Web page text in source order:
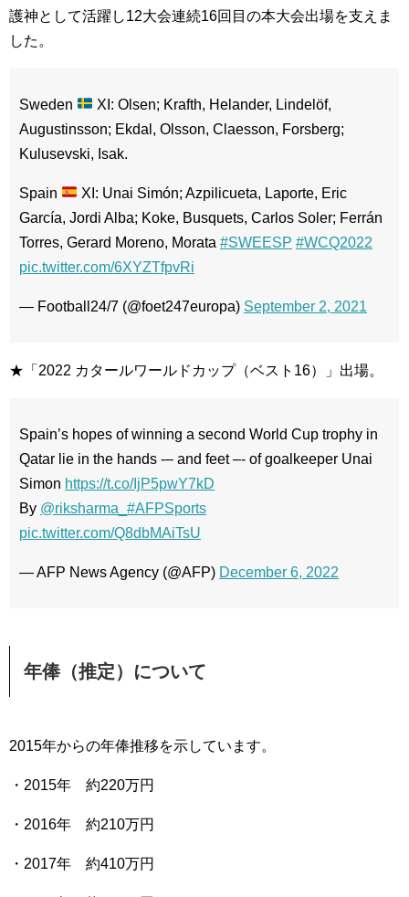
護神として活躍し12大会連続16回目の本大会出場を支えま
した。
Sweden
XI: Olsen; Krafth, Helander, Lindelöf,
Augustinsson; Ekdal, Olsson, Claesson, Forsberg;
Kulusevski, Isak.
Spain
XI: Unai Simón; Azpilicueta, Laporte, Eric
García, Jordi Alba; Koke, Busquets, Carlos Soler; Ferrán
Torres, Gerard Moreno, Morata #SWEESP #WCQ2022
pic.twitter.com/6XYZTfpvRi
— Football24/7 (@foet247europa) September 2, 2021
★「2022 カタールワールドカップ（ベスト16）」出場。
Spain’s hopes of winning a second World Cup trophy in
Qatar lie in the hands -– and feet –- of goalkeeper Unai
Simon https://t.co/IjP5pwY7kD
By @riksharma_ #AFPSports
pic.twitter.com/Q8dbMAiTsU
— AFP News Agency (@AFP) December 6, 2022
年俸（推定）について
2015年からの年俸推移を示しています。
・2015年 約220万円
・2016年 約210万円
・2017年 約410万円